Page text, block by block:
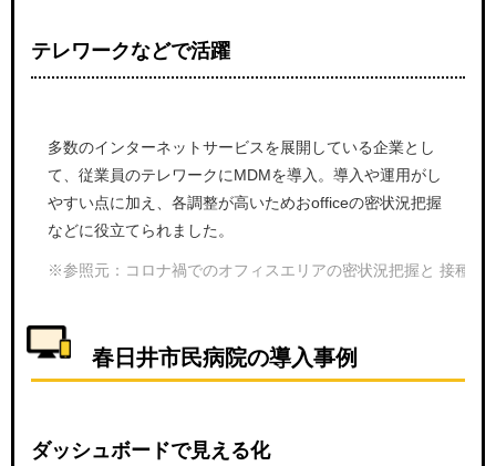
テレワークなどで活躍
多数のインターネットサービスを展開している企業とし
て、従業員のテレワークにMDMを導入。導入や運用がし
やすい点に加え、各調整が高いためおofficeの密状況把握
などに役立てられました。
※参照元：コロナ禍でのオフィスエリアの密状況把握と 接種
春日井市民病院の導入事例
ダッシュボードで見える化